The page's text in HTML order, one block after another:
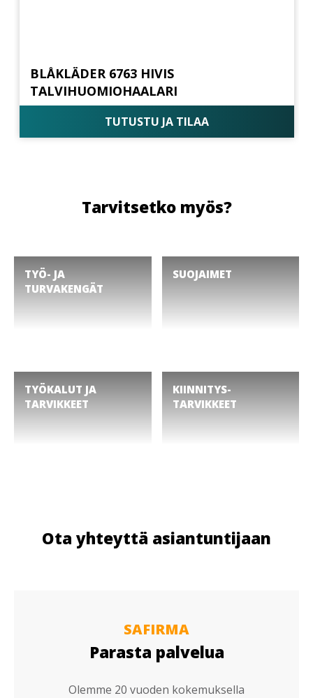
BLÅKLÄDER 6763 HIVIS
TALVIHUOMIOHAALARI
TUTUSTU JA TILAA
Tarvitsetko myös?
TYÖ- JA
TURVAKENGÄT
SUOJAIMET
TYÖKALUT JA
TARVIKKEET
KIINNITYS­
TARVIKKEET
Ota yhteyttä asiantuntijaan
SAFIRMA
Parasta palvelua
Olemme 20 vuoden kokemuksella